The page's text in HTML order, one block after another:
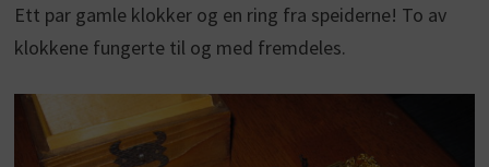
Ett par gamle klokker og en ring fra speiderne! To av
klokkene fungerte til og med fremdeles.